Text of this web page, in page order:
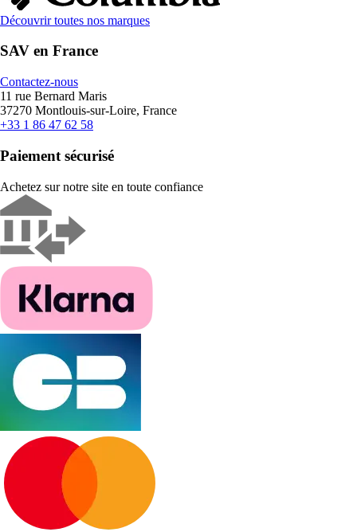
Découvrir toutes nos marques
SAV en France
Contactez-nous
11 rue Bernard Maris
37270 Montlouis-sur-Loire, France
+33 1 86 47 62 58
Paiement sécurisé
Achetez sur notre site en toute confiance